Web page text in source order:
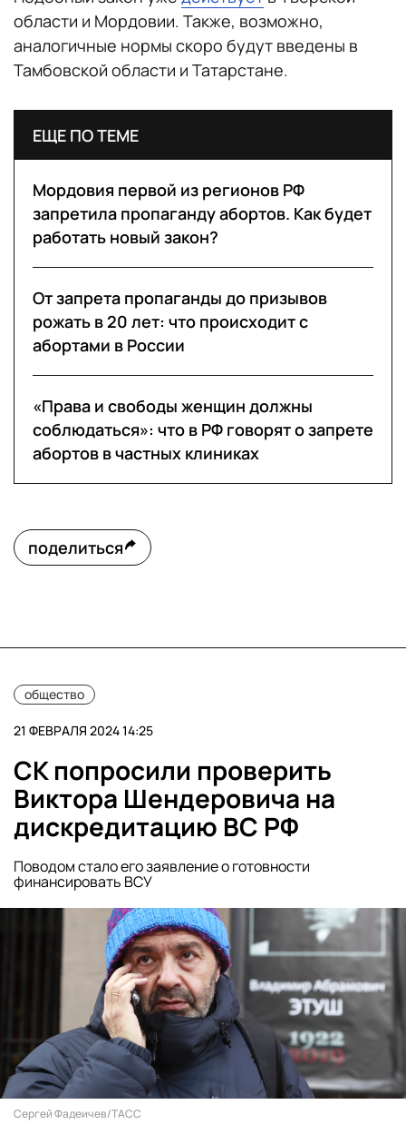
области и Мордовии. Также, возможно,
аналогичные нормы скоро будут введены в
Тамбовской области и Татарстане.
ЕЩЕ ПО ТЕМЕ
Мордовия первой из регионов РФ
запретила пропаганду абортов. Как будет
работать новый закон?
От запрета пропаганды до призывов
рожать в 20 лет: что происходит с
абортами в России
«Права и свободы женщин должны
соблюдаться»: что в РФ говорят о запрете
абортов в частных клиниках
поделиться
общество
21 ФЕВРАЛЯ 2024 14:25
СК попросили проверить
Виктора Шендеровича на
дискредитацию ВС РФ
Поводом стало его заявление о готовности
финансировать ВСУ
Сергей Фадеичев/ТАСС